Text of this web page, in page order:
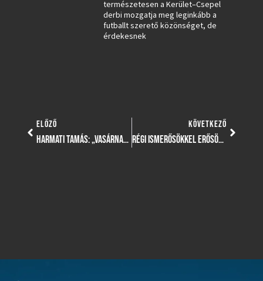
természetesen a Kerület–Csepel
derbi mozgatja meg leginkább a
futballt szerető közönséget, de
érdekesnek
ELŐZŐ
HARMATI TAMÁS: „VASÁRNAP ADDIG NEM MEGYÜNK HAZA, AMÍG NEM NYERTÜK MEG A MÉRKŐZÉST!”
KÖVETKEZŐ
RÉGI ISMERŐSÖKKEL ERŐSÖDÖTT A KERÜLET KERETE